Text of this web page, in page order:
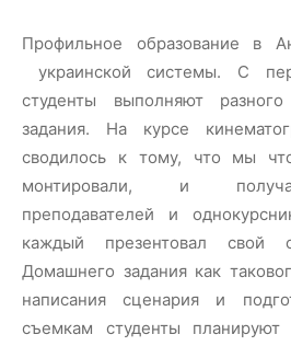
Профильное образование в
украинской системы. С
студенты выполняют
задания. На курсе
сводилось к тому, что мы
монтировали, и
преподавателей и
каждый презентовал свой
Домашнего задания как
написания сценария и
съемкам студенты планируют